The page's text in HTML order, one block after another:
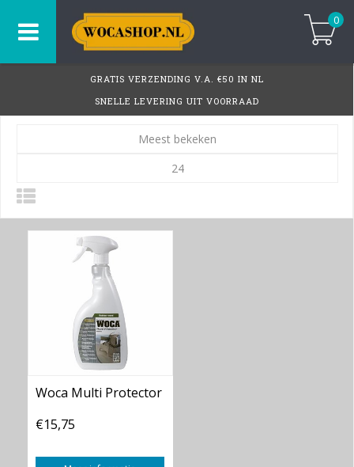
0
GRATIS VERZENDING V.A. €50 IN NL
SNELLE LEVERING UIT VOORRAAD
Meest bekeken
24
Woca Multi Protector
€15,75